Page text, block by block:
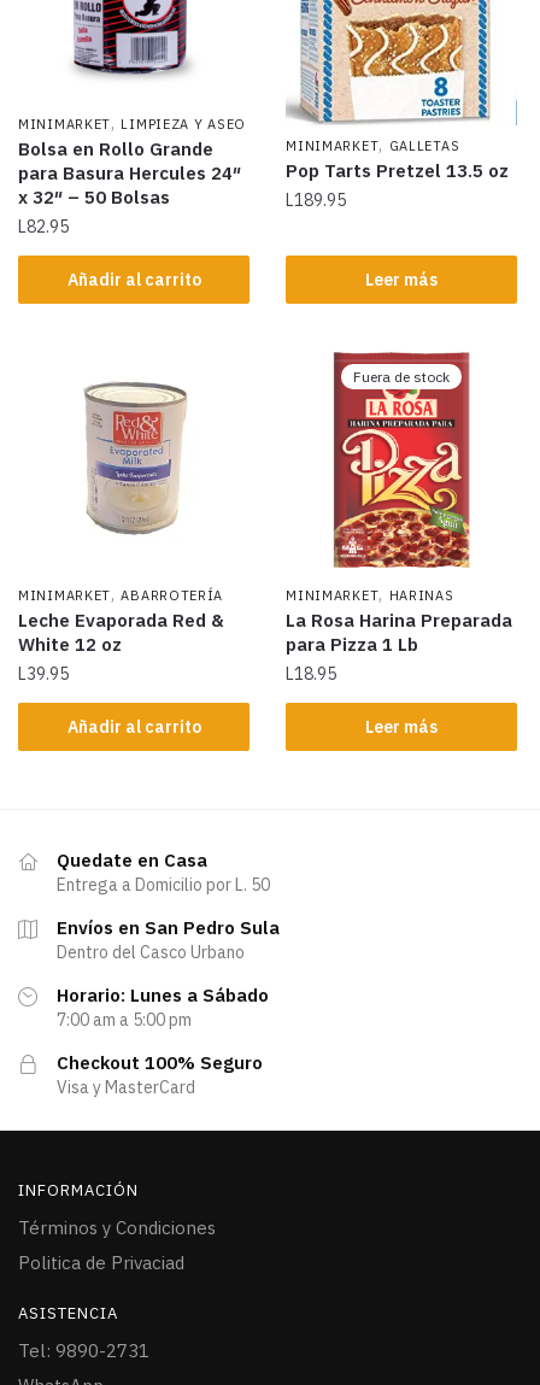
MINIMARKET, LIMPIEZA Y ASEO
Bolsa en Rollo Grande
para Basura Hercules 24″
x 32″ – 50 Bolsas
L82.95
Añadir al carrito
MINIMARKET, GALLETAS
Pop Tarts Pretzel 13.5 oz
L189.95
Leer más
MINIMARKET,ABARROTERÍA
Leche Evaporada Red &
White 12 oz
L39.95
Añadir al carrito
Fuera de stock
MINIMARKET, HARINAS
La Rosa Harina Preparada
para Pizza 1 Lb
L18.95
Leer más
Quedate en Casa
Entrega a Domicilio por L. 50
Envíos en San Pedro Sula
Dentro del Casco Urbano
Horario: Lunes a Sábado
7:00 am a 5:00 pm
Checkout 100% Seguro
Visa y MasterCard
INFORMACIÓN
Términos y Condiciones
Politica de Privaciad
ASISTENCIA
Tel: 9890-2731